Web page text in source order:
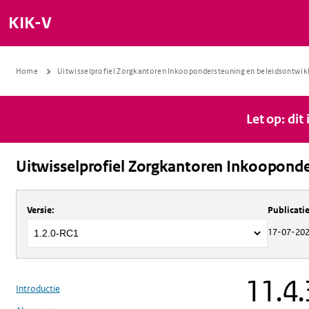
KIK-V
Home Uitwisselprofiel Zorgkantoren Inkoopondersteuning en
Let op: dit
Uitwisselprofiel Zorgkantoren
Over Uitwisselprofiel Zorgkantoren
Versie:
17-07-
Introductie